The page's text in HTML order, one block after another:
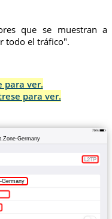
que se muestran a
todo el tráfico".
para ver.
para ver.
Germany
Germany